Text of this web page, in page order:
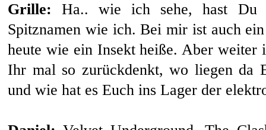
Grille: Ha.. wie ich sehe, hast Du
Spitznamen wie ich. Bei mir ist auch
heute wie ein Insekt heiße. Aber weiter
Ihr mal so zurückdenkt, wo liegen da
und wie hat es Euch ins Lager der